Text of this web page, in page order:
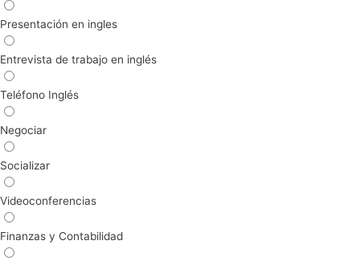
Presentación en ingles
Entrevista de trabajo en inglés
Teléfono Inglés
Negociar
Socializar
Videoconferencias
Finanzas y Contabilidad